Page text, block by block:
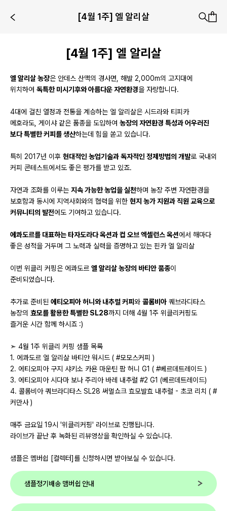
[4월 1주] 엘 알리살
[4월 1주] 엘 알리살
엘 알리살 농장은 안데스 산맥의 경사면, 해발 2,000m의 고지대에
위치하여 독특한 미시기후와 아름다운 자연환경을 자랑합니다.
4대에 걸친 열정과 전통을 계승하는 엘 알리살은 시드라와 티피카
메호라도, 게이샤 같은 품종을 도입하여 농장의 자연환경 특성과 어우러진
보다 특별한 커피를 생산하는데 힘을 쏟고 있습니다.
특히 2017년 이후 현대적인 농업기술과 독자적인 정제방법의 개발로 국내외
커피 콘테스트에서도 좋은 평가를 받고 있죠.
자연과 조화를 이루는 지속 가능한 농업을 실천하며 농장 주변 자연환경을
보호함과 동시에 지역사회와의 협력을 위한 현지 농가 지원과 직원 교육으로
커뮤니티의 발전에도 기여하고 있습니다.
에콰도르를 대표하는 타자도라다 옥션과 컵 오브 엑셀런스 옥션에서 해마다
좋은 성적을 거두며 그 노력과 실력을 증명하고 있는 핀카 엘 알리살
이번 위클리 커핑은 에콰도르 엘 알리살 농장의 바티안 품종이
준비되었습니다.
추가로 준비된 에티오피아 허니와 내추럴 커피와 콜롬비아 퀘브라디타스
농장의 효모를 활용한 특별한 SL28까지 더해 4월 1주 위클리커핑도
즐거운 시간 함께 하시죠 :)
➣ 4월 1주 위클리 커핑 샘플 목록
1. 에콰도르 엘 알리살 바티안 워시드 ( #모모스커피 )
2. 에티오피아 구지 샤키소 카욘 마운틴 팜 허니 G1 ( #베르데트레이드 )
3. 에티오피아 시다마 보나 주리아 바레 내추럴 #2 G1 (베르데트레이드)
4. 콜롬비아 쿼브라디타스 SL28 써멀쇼크 효모발효 내추럴 - 초코 리치 ( #
커만사 )
매주 금요일 19시 '위클리커핑' 라이브로 진행됩니다.
라이브가 끝난 후 녹화된 리뷰영상을 확인하실 수 있습니다.
샘플은 멤버쉽 [컬렉터]를 신청하시면 받아보실 수 있습니다.
샘플정기배송 맴버쉽 안내